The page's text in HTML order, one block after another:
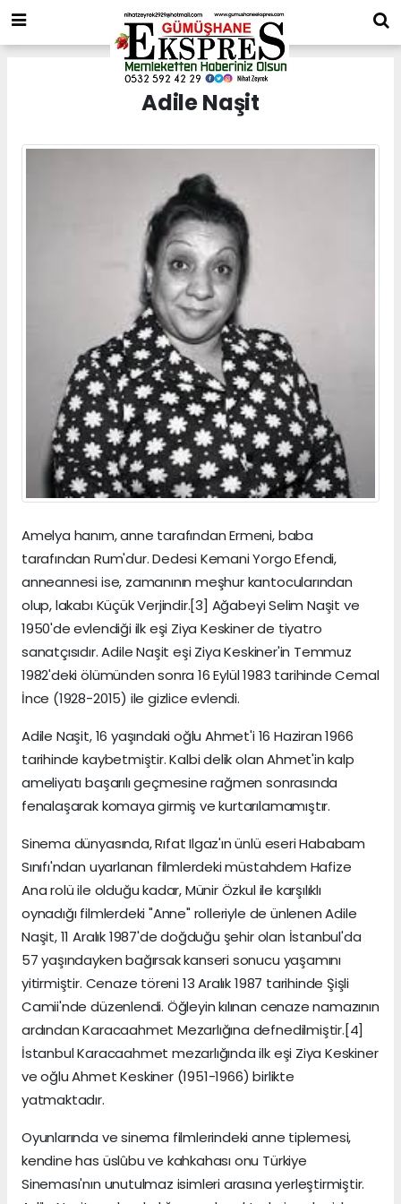
Adile Naşit
Amelya hanım, anne tarafından Ermeni, baba
tarafından Rum'dur. Dedesi Kemani Yorgo Efendi,
anneannesi ise, zamanının meşhur kantocularından
olup, lakabı Küçük Verjindir.[3] Ağabeyi Selim Naşit ve
1950'de evlendiği ilk eşi Ziya Keskiner de tiyatro
sanatçısıdır. Adile Naşit eşi Ziya Keskiner'in Temmuz
1982'deki ölümünden sonra 16 Eylül 1983 tarihinde Cemal
İnce (1928-2015) ile gizlice evlendi.
Adile Naşit, 16 yaşındaki oğlu Ahmet'i 16 Haziran 1966
tarihinde kaybetmiştir. Kalbi delik olan Ahmet'in kalp
ameliyatı başarılı geçmesine rağmen sonrasında
fenalaşarak komaya girmiş ve kurtarılamamıştır.
Sinema dünyasında, Rıfat Ilgaz'ın ünlü eseri Hababam
Sınıfı'ndan uyarlanan filmlerdeki müstahdem Hafize
Ana rolü ile olduğu kadar, Münir Özkul ile karşılıklı
oynadığı filmlerdeki "Anne" rolleriyle de ünlenen Adile
Naşit, 11 Aralık 1987'de doğduğu şehir olan İstanbul'da
57 yaşındayken bağırsak kanseri sonucu yaşamını
yitirmiştir. Cenaze töreni 13 Aralık 1987 tarihinde Şişli
Camii'nde düzenlendi. Öğleyin kılınan cenaze namazının
ardından Karacaahmet Mezarlığına defnedilmiştir.[4]
İstanbul Karacaahmet mezarlığında ilk eşi Ziya Keskiner
ve oğlu Ahmet Keskiner (1951-1966) birlikte
yatmaktadır.
Oyunlarında ve sinema filmlerindeki anne tiplemesi,
kendine has üslûbu ve kahkahası onu Türkiye
Sineması'nın unutulmaz isimleri arasına yerleştirmiştir.